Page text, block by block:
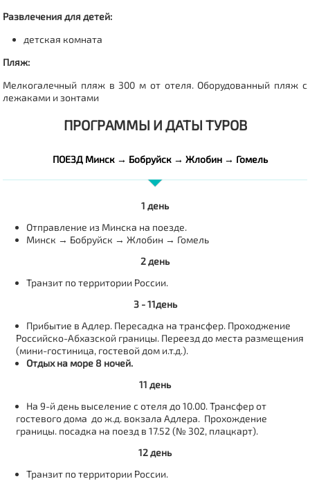
Развлечения для детей:
детская комната
Пляж:
Мелкогалечный пляж в 300 м от отеля. Оборудованный пляж с
лежаками и зонтами
ПРОГРАММЫ И ДАТЫ ТУРОВ
ПОЕЗД Минск → Бобруйск → Жлобин → Гомель
1 день
Отправление из Минска на поезде.
Минск → Бобруйск → Жлобин → Гомель
2 день
Транзит по территории России.
3 - 11день
Прибытие в Адлер. Пересадка на трансфер. Проходжение
Российско-Абхазской границы. Переезд до места размещения
(мини-гостиница, гостевой дом и.т.д.).
Отдых на море 8 ночей.
11 день
На 9-й день выселение с отеля до 10.00. Трансфер от
гостевого дома до ж.д. вокзала Адлера. Прохождение
границы. посадка на поезд в 17.52 (№ 302, плацкарт).
12 день
Транзит по территории России.